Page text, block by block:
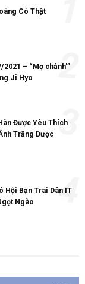
Có Thật
2021 – “Mợ chảnh'”
Ji Hyo
2
Được Yêu Thích
Trăng Được 3
Hội Bạn Trai Dân IT
Ngào
4